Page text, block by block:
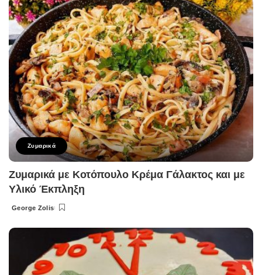
Ζυμαρικά
Ζυμαρικά με Κοτόπουλο Κρέμα Γάλακτος και με
Υλικό Έκπληξη
Posted
George Zolis